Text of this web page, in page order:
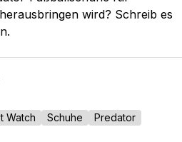
wird? Schreib es
Watch Schuhe
Predator